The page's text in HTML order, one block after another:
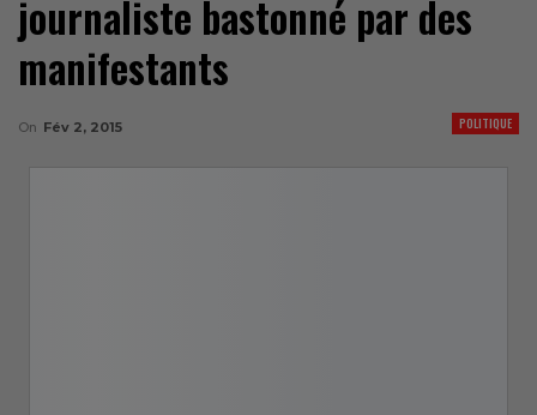
journaliste bastonné par des
manifestants
POLITIQUE
On Fév 2, 2015